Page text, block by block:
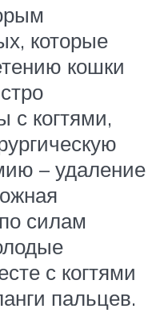
которые
кошки
с когтями,
– удаление
силам
с когтями
пальцев.